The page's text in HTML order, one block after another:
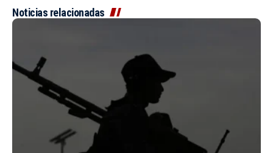
Noticias relacionadas